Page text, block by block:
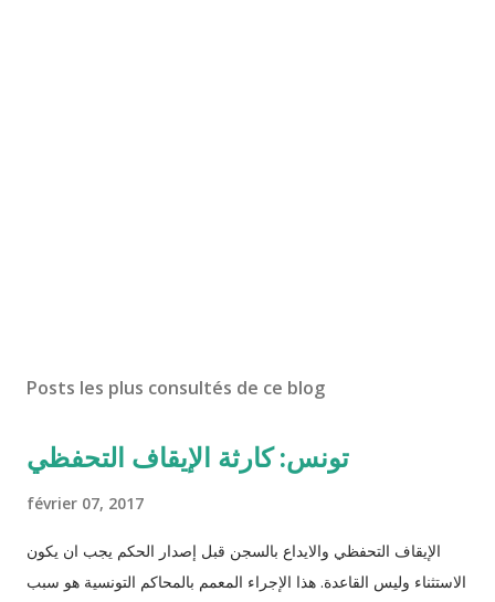
Posts les plus consultés de ce blog
تونس: كارثة الإيقاف التحفظي
février 07, 2017
الإيقاف التحفظي والايداع بالسجن قبل إصدار الحكم يجب ان يكون
الاستثناء وليس القاعدة. هذا الإجراء المعمم بالمحاكم التونسية هو سبب